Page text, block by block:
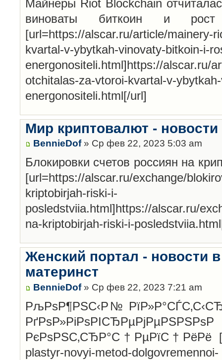
Майнеры Riot Blockchain
виноваты биткоин и
[url=https://alscar.ru/article/mainery-
kvartal-v-ybytkah-vinovaty-bitkoin-i-
energonositeli.html]https://alscar.ru/
otchitalas-za-vtoroi-kvartal-v-
energonositeli.html[/url]
Мир криптовалют - новости
BennieDof» Ср фев 22, 2023 5:03 am
Блокировки счетов россиян на
[url=https://alscar.ru/exchange/
kriptobirjah-riski-i-
posledstviia.html]https://alscar.ru/
na-kriptobirjah-riski-i-
Женский портал - новости
материнст
BennieDof» Ср фев 22, 2023 7:21 am
РљРѕР¶РЅС‹Р№
РєРѕРЅС‚СЂР°С†РµРїС†РёРё
plastyr-novyi-metod-dolgovremennoi-